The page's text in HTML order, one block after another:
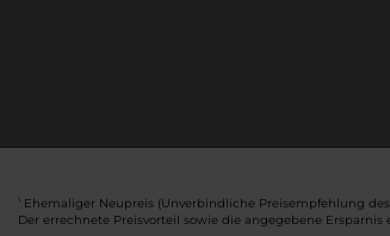
1 Ehemaliger Neupreis (Unverbindliche Preisempfehlung
Der errechnete Preisvorteil sowie die angegebene